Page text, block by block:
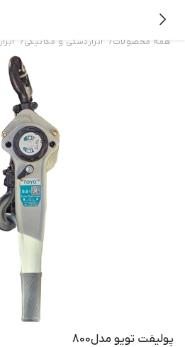
همه محصولات/ ابزاردستی و مکانیکی/
پولیفت تویو مدل800